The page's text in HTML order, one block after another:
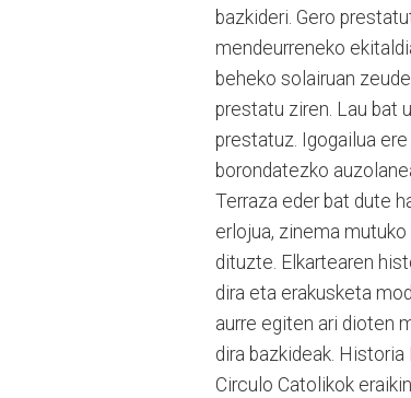
bazkideri. Gero
mendeurreneko
beheko solairuan
prestatu ziren. Lau bat
prestatuz. Igogailua
borondatezko
Terraza eder bat dute
erlojua, zinema
dituzte. Elkartearen
dira eta erakusketa
aurre egiten ari dioten
dira bazkideak.
Circulo Catolikok